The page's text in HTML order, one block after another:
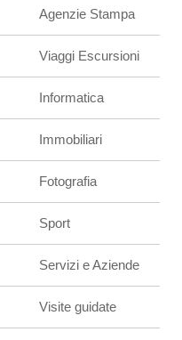
Agenzie Stampa
Viaggi Escursioni
Informatica
Immobiliari
Fotografia
Sport
Servizi e Aziende
Visite guidate